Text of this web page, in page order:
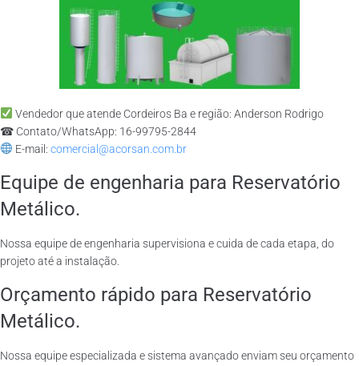
Vendedor que atende Cordeiros Ba e região: Anderson Rodrigo
☎ Contato/WhatsApp: 16-99795-2844
E-mail: comercial@acorsan.com.br
Equipe de engenharia para Reservatório
Metálico.
Nossa equipe de engenharia supervisiona e cuida de cada etapa, do
projeto até a instalação.
Orçamento rápido para Reservatório
Metálico.
Nossa equipe especializada e sistema avançado enviam seu orçamento